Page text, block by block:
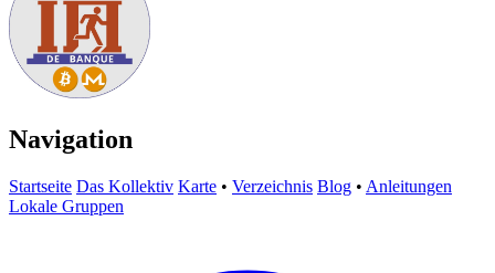
Navigation
Startseite Das Kollektiv Karte • Verzeichnis Blog • Anleitungen
Lokale Gruppen